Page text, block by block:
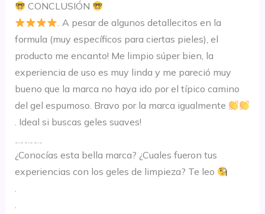
CONCLUSIÓN
. A pesar de algunos detallecitos en la
formula (muy específicos para ciertas pieles), el
producto me encanto! Me limpio súper bien, la
experiencia de uso es muy linda y me pareció muy
bueno que la marca no haya ido por el típico camino
del gel espumoso. Bravo por la marca igualmente
. Ideal si buscas geles suaves!
¿Conocías esta bella marca? ¿Cuales fueron tus
experiencias con los geles de limpieza? Te leo
.
.